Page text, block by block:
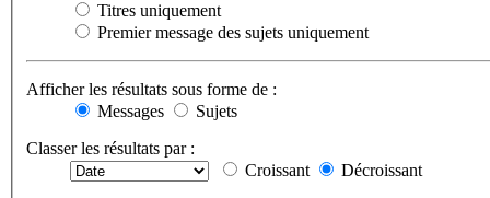
Titres uniquement
Premier message des sujets uniquement
Afficher les résultats sous forme de :
Messages
Sujets
Classer les résultats par :
Croissant
Décroissant